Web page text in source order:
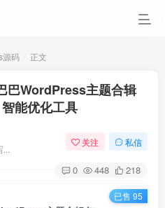
源码 正文
巴WordPress主题合辑
能优化工具
关注 私信
0 448 218
已售 95